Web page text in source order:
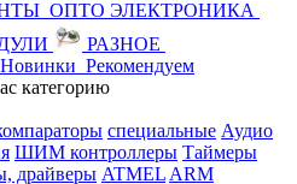
ОПТО ЭЛЕКТРОНИКА
РАЗНОЕ
Новинки Рекомендуем
категорию
специальные Аудио
ШИМ контроллеры Таймеры
драйверы ATMEL ARM